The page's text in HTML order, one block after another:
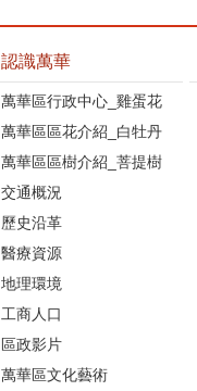
認識萬華
萬華區行政中心_雞蛋花
萬華區區花介紹_白牡丹
萬華區區樹介紹_菩提樹
交通概況
歷史沿革
醫療資源
地理環境
工商人口
區政影片
萬華區文化藝術